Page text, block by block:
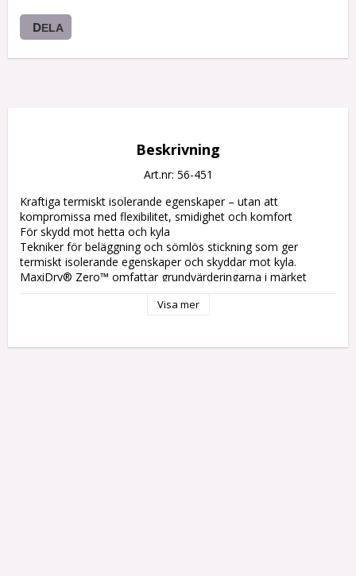
DELA
Beskrivning
Art.nr: 56-451
Kraftiga termiskt isolerande egenskaper – utan att
kompromissa med flexibilitet, smidighet och komfort
För skydd mot hetta och kyla
Tekniker för beläggning och sömlös stickning som ger
termiskt isolerande egenskaper och skyddar mot kyla.
MaxiDry® Zero™ omfattar grundvärderingarna i märket
kombinerar de här egenskaperna med vår teknologiplattform
inuti handsken under hög aktivitet, med hjälp av en
Visa mer